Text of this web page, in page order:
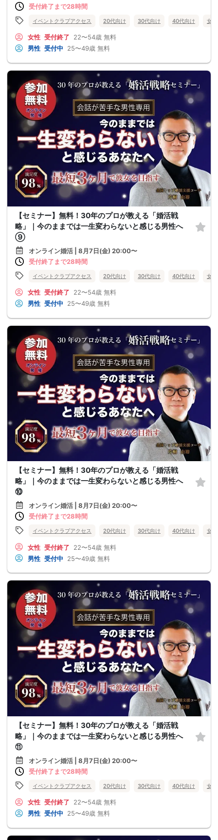
受付終了まで28時間
イベントクラブアクセス 20代向け 30代向け 40代向け 女
女性 受付終了 22〜54歳 無料
男性 受付中 25〜49歳 無料
【セミナー】無料！30年のプロが教える「婚活戦
略」｜今のままでは一生変わらないと感じる男性へ
⑨
オンライン婚活 | 8月7日(金) 20:00〜
受付終了まで28時間
イベントクラブアクセス 20代向け 30代向け 40代向け 女
女性 受付終了 22〜54歳 無料
男性 受付中 25〜49歳 無料
【セミナー】無料！30年のプロが教える「婚活戦
略」｜今のままでは一生変わらないと感じる男性へ
⑩
オンライン婚活 | 8月7日(金) 20:00〜
受付終了まで28時間
イベントクラブアクセス 20代向け 30代向け 40代向け 女
女性 受付終了 22〜54歳 無料
男性 受付中 25〜49歳 無料
【セミナー】無料！30年のプロが教える「婚活戦
略」｜今のままでは一生変わらないと感じる男性へ
⑪
オンライン婚活 | 8月7日(金) 20:00〜
受付終了まで28時間
イベントクラブアクセス 20代向け 30代向け 40代向け 女
女性 受付終了 22〜54歳 無料
男性 受付中 25〜49歳 無料